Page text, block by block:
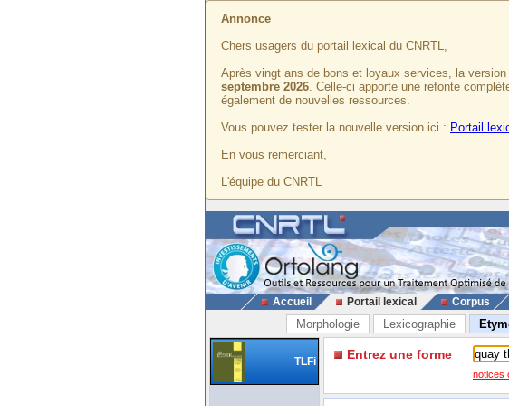
Annonce
Chers usagers du portail lexical du CNRTL,
Après vingt ans de bons et loyaux services, la
septembre 2026. Celle-ci apporte une refonte
également de nouvelles ressources.
Vous pouvez tester la nouvelle version ici : Portail
En vous remerciant,
L'équipe du CNRTL
Accueil Portail lexical Corpus
Morphologie Lexicographie
TLFi Entrez une forme
notices